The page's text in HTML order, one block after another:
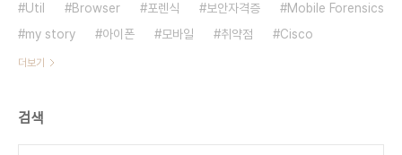
Util
Browser 포렌식 보안자격증
Mobile Forensics
my story
아이폰 모바일 취약점 Cisco
더보기
검색